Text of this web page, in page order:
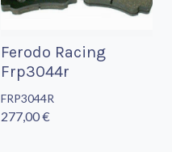
Ferodo Racing
Frp3044r
FRP3044R
277,00 €